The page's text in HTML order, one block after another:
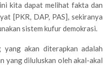
kita dapat melihat fakta dan
[PKR, DAP, PAS], sekiranya
sistem kufur demokrasi.
yang akan diterapkan adalah
yang diluluskan oleh akal-akal